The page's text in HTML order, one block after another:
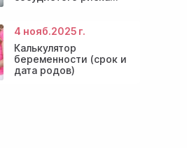
4 нояб.2025 г.
Калькулятор
беременности (срок и
дата родов)